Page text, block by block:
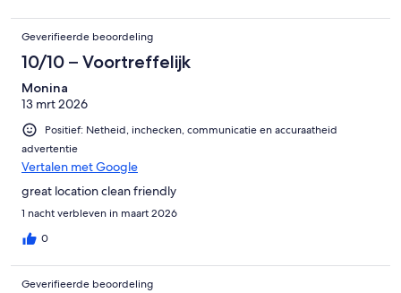
Geverifieerde beoordeling
10/10 – Voortreffelijk
Monina
13 mrt 2026
Positief: Netheid, inchecken, communicatie en accuraatheid
advertentie
Vertalen met Google
great location clean friendly
1 nacht verbleven in maart 2026
0
Geverifieerde beoordeling